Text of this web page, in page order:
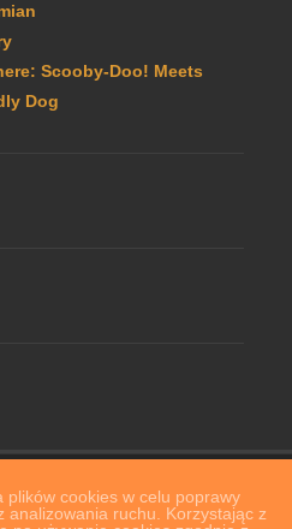
plików cookies w celu poprawy
analizowania ruchu. Korzystając z
Scooby-Doo! Meets
Dog
przygoda małego Batmana